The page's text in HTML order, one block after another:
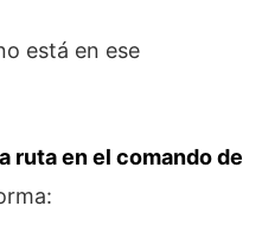
está en ese
ruta en el comando de